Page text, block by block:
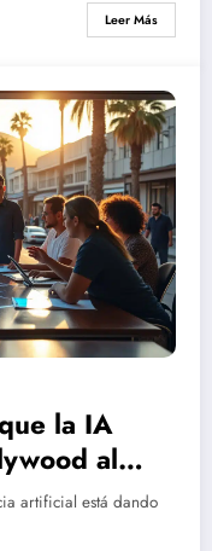
Leer Más
la IA
al
sin
artificial está dando